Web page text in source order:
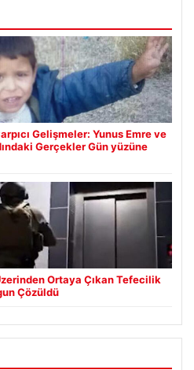
Gelişmeler: Yunus Emre ve
Gerçekler Gün yüzüne
Ortaya Çıkan Tefecilik
Çözüldü